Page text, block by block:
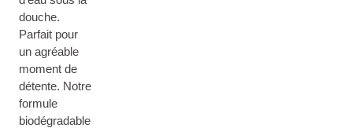
douche.
Parfait pour
un agréable
moment de
détente. Notre
formule
biodégradable